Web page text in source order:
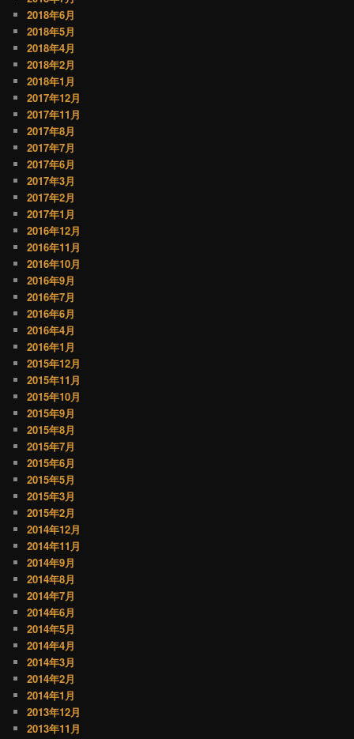
2018年6月
2018年5月
2018年4月
2018年2月
2018年1月
2017年12月
2017年11月
2017年8月
2017年7月
2017年6月
2017年3月
2017年2月
2017年1月
2016年12月
2016年11月
2016年10月
2016年9月
2016年7月
2016年6月
2016年4月
2016年1月
2015年12月
2015年11月
2015年10月
2015年9月
2015年8月
2015年7月
2015年6月
2015年5月
2015年3月
2015年2月
2014年12月
2014年11月
2014年9月
2014年8月
2014年7月
2014年6月
2014年5月
2014年4月
2014年3月
2014年2月
2014年1月
2013年12月
2013年11月